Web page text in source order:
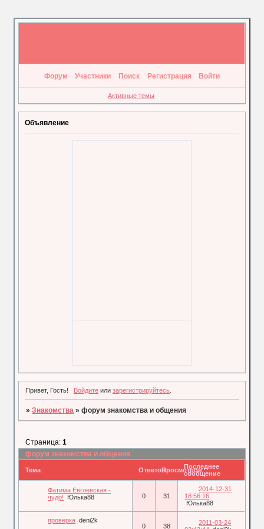
Форум Участники Поиск Регистрация Войти
Активные темы
Объявление
Привет, Гость! Войдитеили зарегистрируйтесь.
»Знакомства »форум знакомства и общения
форум знакомства и общения
Страница:1
Тема ОтветовПросмотровПоследнее
сообщение
Фатима Евглевская -
чудо!
Юлька88 0 31
2014-12-31
18:56:16
Юлька88
проверка deni2k
0
38
2011-03-24